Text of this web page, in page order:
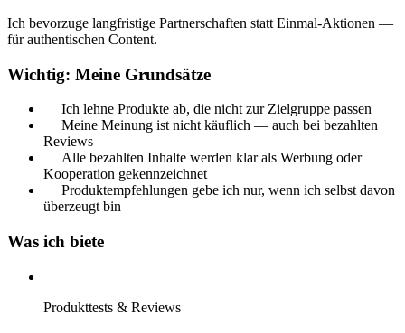
Ich bevorzuge langfristige Partnerschaften statt Einmal-Aktionen —
für authentischen Content.
Wichtig: Meine Grundsätze
Ich lehne Produkte ab, die nicht zur Zielgruppe passen
Meine Meinung ist nicht käuflich — auch bei bezahlten
Reviews
Alle bezahlten Inhalte werden klar als Werbung oder
Kooperation gekennzeichnet
Produktempfehlungen gebe ich nur, wenn ich selbst davon
überzeugt bin
Was ich biete
Produkttests & Reviews